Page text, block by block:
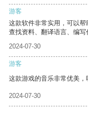
游客
这款软件非常实用，可以
查找资料、翻译语言、编写
2024-07-30
游客
这款游戏的音乐非常优美，
2024-07-30